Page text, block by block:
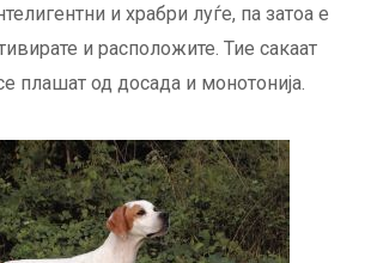
и храбри луѓе, па затоа е
и расположите. Тие сакаат
плашат од досада и монотонија.